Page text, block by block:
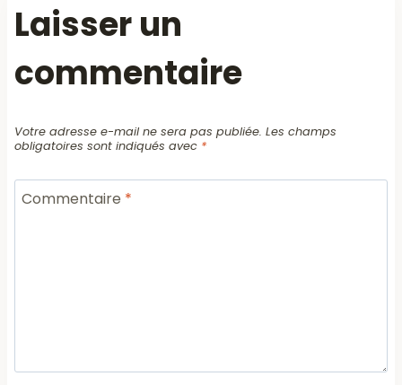
Laisser un
commentaire
Votre adresse e-mail ne sera pas publiée. Les champs
obligatoires sont indiqués avec *
Commentaire *